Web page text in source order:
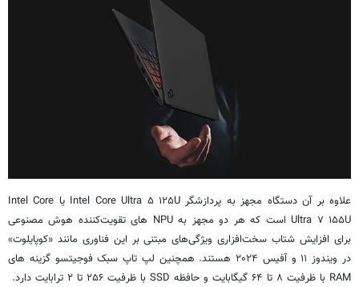
علاوه بر آن دستگاه مجهز به پردازشگر Intel Core Ultra ۵ ۱۲۵U یا Intel Core
Ultra ۷ ۱۵۵U است که هر دو مجهز به NPU های تقویت‌کننده هوش مصنوعی
برای افزایش شتاب سخت‌افزاری ویژگی‌های مبتنی بر این فناوری مانند «کوپایلوت»
در ویندوز ۱۱ و آفیس ۲۰۲۴ هستند. همچنین لپ تاپ سبک فوجیتسو گزینه های
RAM با ظرفیت ۸ تا ۶۴ گیگابایت و حافظه SSD با ظرفیت ۲۵۶ تا ۲ ترابایت دارد.